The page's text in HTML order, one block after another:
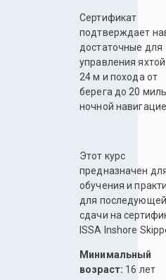
Сертификат
подтверждает
достаточные для
управления
24 м и похода от
берега до 20
ночной
Этот курс
предназначен
обучения и
для последующей
сдачи на
ISSA Inshore
Минимальный
возраст: 16 лет